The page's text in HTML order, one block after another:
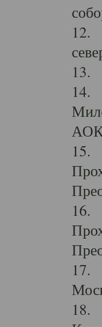
12.
13.
14.
15.
16.
17.
18.